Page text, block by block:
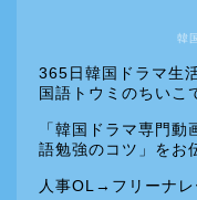
韓
365日韓国ドラマ生
国語トウミのちいこ
「韓国ドラマ専門
語勉強のコツ」をお
人事OL→フリーナ